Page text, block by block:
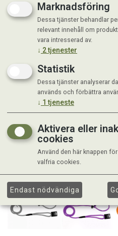
Marknadsföring
Dessa tjänster behandlar
relevant innehåll om
vara intresserad av.
↓ 2tjenester
Statistik
Dessa tjänster analyserar
används och förbättra
↓ 1 tjeneste
Aktivera eller
cookies
Använd den här knappen
valfria cookies.
Endast nödvändiga